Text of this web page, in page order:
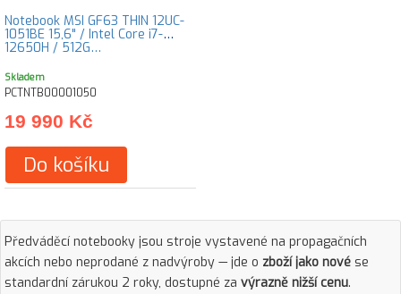
Notebook MSI GF63 THIN 12UC-
1051BE 15,6" / Intel Core i7-
12650H / 512G…
Skladem
PCTNTB00001050
19 990 Kč
Do košíku
Předváděcí notebooky jsou stroje vystavené na propagačních
akcích nebo neprodané z nadvýroby — jde o zboží jako nové se
standardní zárukou 2 roky, dostupné za výrazně nižší cenu.